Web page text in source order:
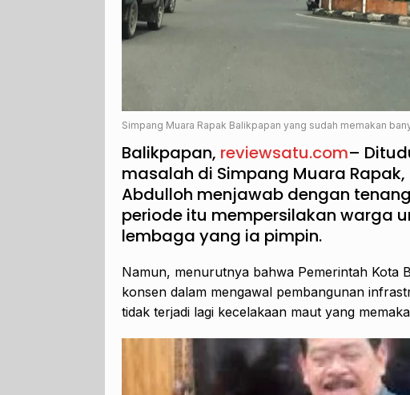
Simpang Muara Rapak Balikpapan yang sudah memakan
Balikpapan, reviewsatu.com–
masalah di Simpang Muara Rapak,
Abdulloh menjawab dengan
periode itu mempersilakan warga
lembaga yang ia pimpin.
Namun, menurutnya bahwa Pemerintah Kota
konsen dalam mengawal pembangunan
tidak terjadi lagi kecelakaan maut yang